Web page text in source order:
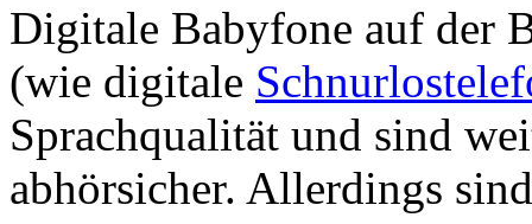
Digitale Babyfone auf der
(wie digitale
Sprachqualität und sind
abhörsicher. Allerdings